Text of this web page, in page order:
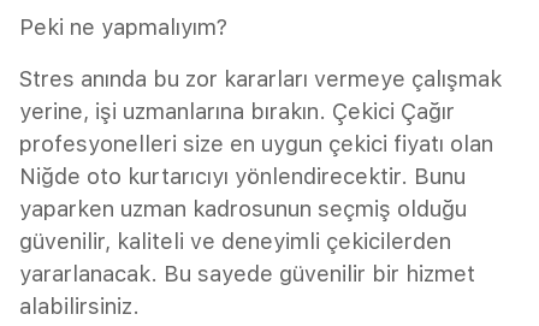
Peki ne yapmalıyım?
Stres anında bu zor kararları vermeye çalışmak
yerine, işi uzmanlarına bırakın. Çekici Çağır
profesyonelleri size en uygun çekici fiyatı olan
Niğde oto kurtarıcıyı yönlendirecektir. Bunu
yaparken uzman kadrosunun seçmiş olduğu
güvenilir, kaliteli ve deneyimli çekicilerden
yararlanacak. Bu sayede güvenilir bir hizmet
alabilirsiniz.